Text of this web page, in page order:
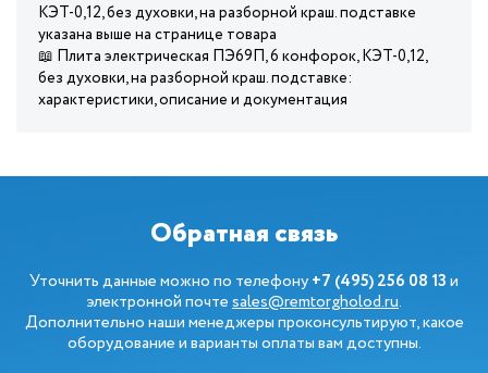
КЭТ-0,12, без духовки, на разборной краш. подставке
указана выше на странице товара
📖 Плита электрическая ПЭ69П, 6 конфорок, КЭТ-0,12,
без духовки, на разборной краш. подставке:
характеристики, описание и документация
Обратная связь
Уточнить данные можно по телефону+7 (495) 256 08 13и
электронной почтеsales@remtorgholod.ru.
Дополнительно наши менеджеры проконсультируют, какое
оборудование и варианты оплаты вам доступны.